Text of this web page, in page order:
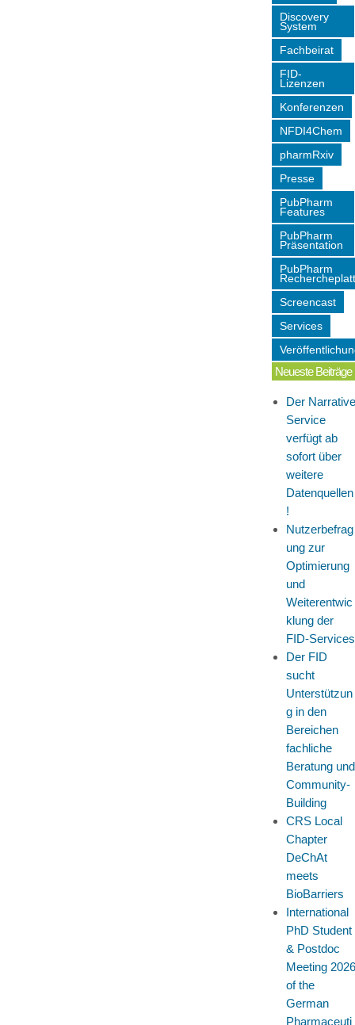
Discovery
System
Fachbeirat
FID-
Lizenzen
Konferenzen
NFDI4Chem
pharmRxiv
Presse
PubPharm
Features
PubPharm
Präsentation
PubPharm
Screencast
Services
Neueste Beiträge
Der Narrative
Service
verfügt ab
sofort über
weitere
Datenquellen
!
Nutzerbefrag
ung zur
Optimierung
und
Weiterentwic
klung der
FID-Services
Der FID
sucht
Unterstützun
g in den
Bereichen
fachliche
Beratung und
Community-
Building
CRS Local
Chapter
DeChAt
meets
BioBarriers
International
PhD Student
& Postdoc
Meeting 2026
of the
German
Pharmaceuti